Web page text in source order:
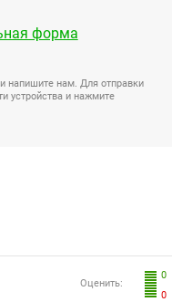
форма
напишите нам. Для отправки
устройства и нажмите
0
0
Оценить: